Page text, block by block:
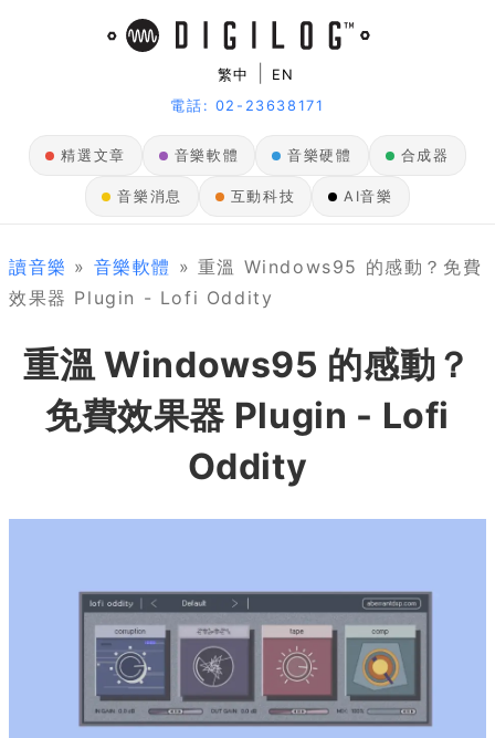
繁中
EN
電話: 02-23638171
精選文章 音樂軟體 音樂硬體 合成器
音樂消息 互動科技 AI音樂
讀音樂 » 音樂軟體 » 重溫 Windows95 的感動？免費
效果器 Plugin - Lofi Oddity
重溫 Windows95 的感動？
免費效果器 Plugin - Lofi
Oddity